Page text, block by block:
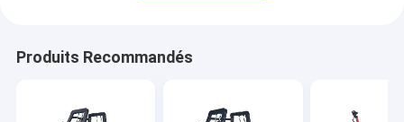
Produits Recommandés